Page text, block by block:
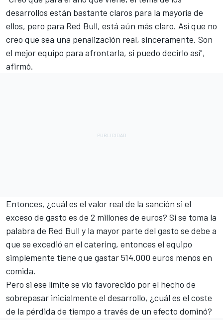
desarrollos están bastante claros para la mayoría de
ellos, pero para Red Bull, está aún más claro. Así que no
creo que sea una penalización real, sinceramente. Son
el mejor equipo para afrontarla, si puedo decirlo así",
afirmó.
Entonces, ¿cuál es el valor real de la sanción si el
exceso de gasto es de 2 millones de euros? Si se toma la
palabra de Red Bull y la mayor parte del gasto se debe a
que se excedió en el catering, entonces el equipo
simplemente tiene que gastar 514.000 euros menos en
comida.
Pero si ese límite se vio favorecido por el hecho de
sobrepasar inicialmente el desarrollo, ¿cuál es el coste
de la pérdida de tiempo a través de un efecto dominó?